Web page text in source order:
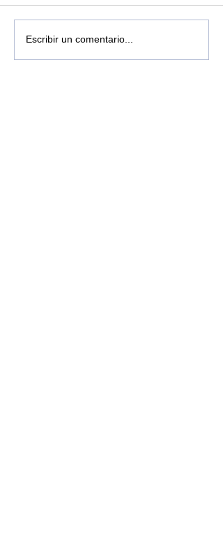
Escribir un comentario...